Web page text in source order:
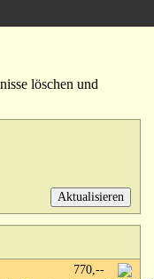
löschen und
770,--